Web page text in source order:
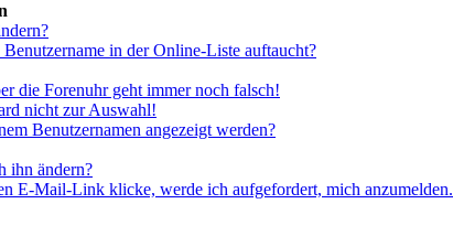
in der Online-Liste auftaucht?
die Forenuhr geht immer noch falsch!
nicht zur Auswahl!
Benutzernamen angezeigt werden?
ihn ändern?
E-Mail-Link klicke, werde ich aufgefordert, mich anzumelden.